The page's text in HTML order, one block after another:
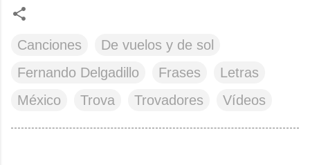
Canciones
De vuelos y de sol
Fernando Delgadillo
Frases
Letras
México
Trova Trovadores Vídeos